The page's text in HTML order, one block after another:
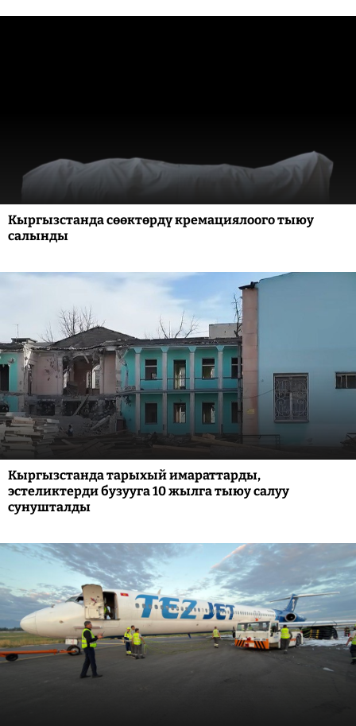
Кыргызстанда сөөктөрдү кремациялоого тыюу
салынды
Кыргызстанда тарыхый имараттарды,
эстеликтерди бузууга 10 жылга тыюу салуу
сунушталды